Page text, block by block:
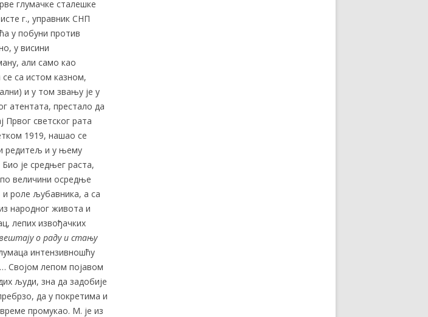
глумачке сталешке
г., управник СНП
у побуни против
у висини
али само као
са истом казном,
и у том звању је у
атентата, престало да
светског рата
1919, нашао се
редитељ и у њему
је средњег раста,
величини осредње
роле љубавника, а са
народног живота и
лепих извођачких
о раду и стању
интензивношћу
Својом лепом појавом
људи, зна да задобије
да у покретима и
промукао. М. је из